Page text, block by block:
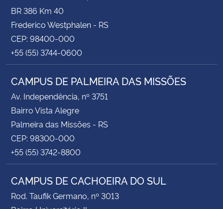
BR 386 Km 40
Frederico Westphalen - RS
CEP: 98400-000
+55 (55) 3744-0600
CAMPUS DE PALMEIRA DAS MISSÕES
Av. Independência, nº 3751
Bairro Vista Alegre
Palmeira das Missões - RS
CEP: 98300-000
+55 (55) 3742-8800
CAMPUS DE CACHOEIRA DO SUL
Rod. Taufik Germano, nº 3013